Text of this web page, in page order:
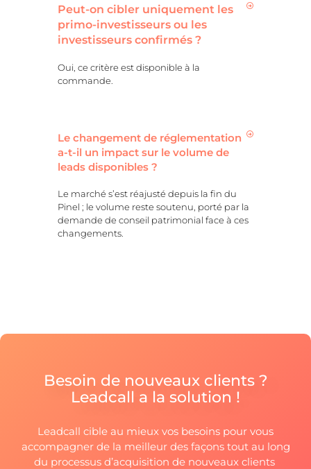
Peut-on cibler uniquement les
primo-investisseurs ou les
investisseurs confirmés ?
Oui, ce critère est disponible à la
commande.
Le changement de réglementation
a-t-il un impact sur le volume de
leads disponibles ?
Le marché s’est réajusté depuis la fin du
Pinel ; le volume reste soutenu, porté par la
demande de conseil patrimonial face à ces
changements.
Besoin de nouveaux clients ?
Leadcall a la solution !
Leadcall cible au mieux vos besoins pour vous
accompagner de la meilleur des façons tout au long
du processus d’acquisition de nouveaux clients